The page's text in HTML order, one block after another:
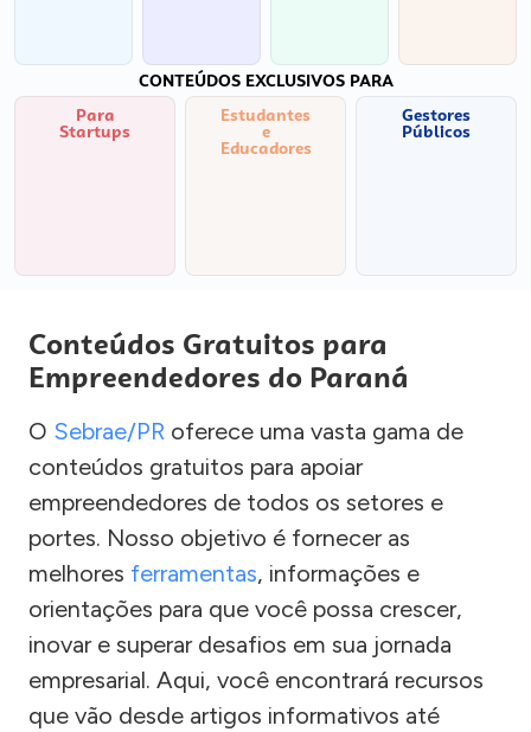
CONTEÚDOS EXCLUSIVOS PARA
Para
Startups
Estudantes
e
Educadores
Gestores
Públicos
Conteúdos Gratuitos para
Empreendedores do Paraná
O Sebrae/PR oferece uma vasta gama de
conteúdos gratuitos para apoiar
empreendedores de todos os setores e
portes. Nosso objetivo é fornecer as
melhores ferramentas, informações e
orientações para que você possa crescer,
inovar e superar desafios em sua jornada
empresarial. Aqui, você encontrará recursos
que vão desde artigos informativos até